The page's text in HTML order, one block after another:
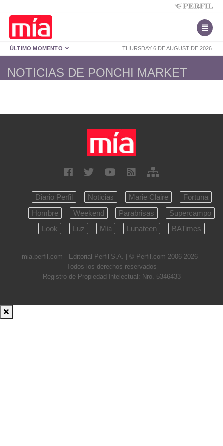
THURSDAY 6 DE AUGUST DE 2026
ÚLTIMO MOMENTO
NOTICIAS DE PONCHI MARKET
Diario Perfil Noticias Marie Claire
Fortuna
Hombre
Weekend Parabrisas
Supercampo
Look
Luz Mía Lunateen BATimes
mia.perfil.com - Editorial Perfil S.A. | © Perfil.com 2006-2026 -
Todos los derechos reservados
Registro de Propiedad Intelectual: Nro. 5346433